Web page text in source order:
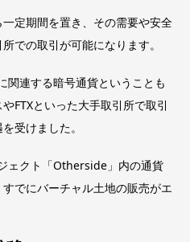
定期間を置き、その需要や安全
での取引が可能になります。
関連する暗号通貨ということも
FTXといった大手取引所で取引
受けました。
ェクト「Otherside」内の通貨
でにバーチャル土地の販売がエ